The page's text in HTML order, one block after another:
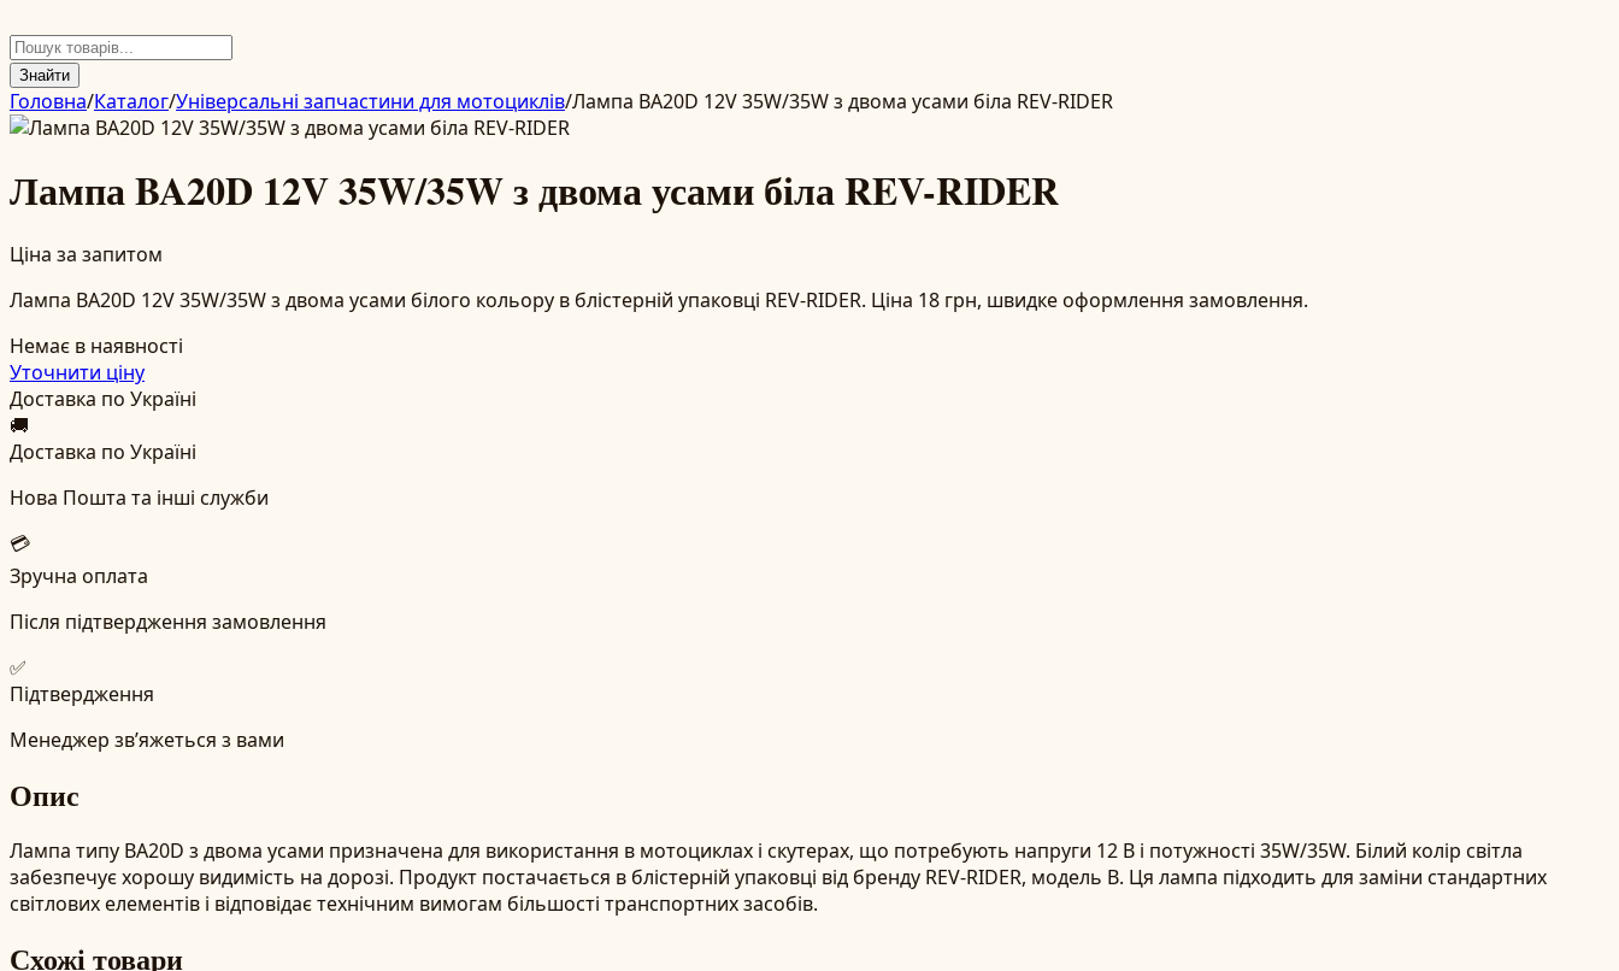
Знайти
Головна/Каталог/Універсальні запчастини для мотоциклів/Лампа BA20D 12V 35W/35W з двома усами біла REV-RIDER
Лампа BA20D 12V 35W/35W з двома усами біла REV-RIDER
Ціна за запитом
Лампа BA20D 12V 35W/35W з двома усами білого кольору в блістерній упаковці REV-RIDER. Ціна 18 грн, швидке оформлення замовлення.
Немає в наявності
Уточнити ціну
Доставка по Україні
🚚
Доставка по Україні
Нова Пошта та інші служби
💳
Зручна оплата
Після підтвердження замовлення
✅
Підтвердження
Менеджер зв’яжеться з вами
Опис
Лампа типу BA20D з двома усами призначена для використання в мотоциклах і скутерах, що потребують напруги 12 В і потужності 35W/35W. Білий колір світла
забезпечує хорошу видимість на дорозі. Продукт постачається в блістерній упаковці від бренду REV-RIDER, модель B. Ця лампа підходить для заміни стандартних
світлових елементів і відповідає технічним вимогам більшості транспортних засобів.
Схожі товари